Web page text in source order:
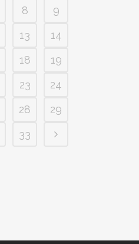
8
9
13
14
18
19
23
24
28
29
33